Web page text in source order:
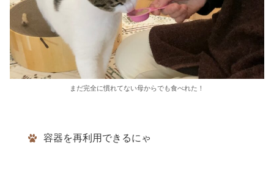
まだ完全に慣れてない母からでも食べれた！
容器を再利用できるにゃ